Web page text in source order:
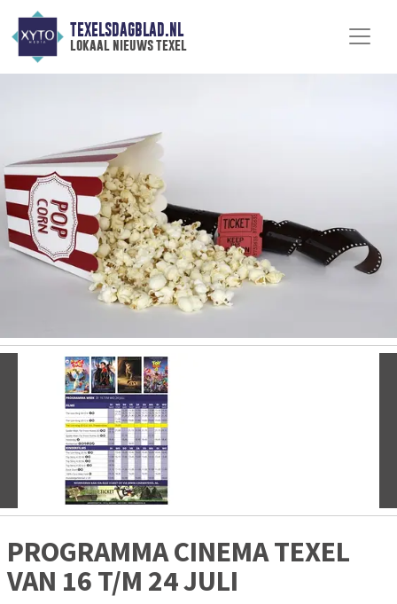
TEXELSDAGBLAD.NL
lokaal nieuws texel
PROGRAMMA CINEMA TEXEL
VAN 16 T/M 24 JULI